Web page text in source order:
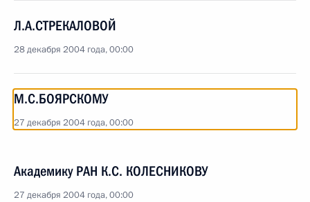
Л.А.СТРЕКАЛОВОЙ
28 декабря 2004 года, 00:00
М.С.БОЯРСКОМУ
27 декабря 2004 года, 00:00
Академику РАН К.С. КОЛЕСНИКОВУ
27 декабря 2004 года, 00:00